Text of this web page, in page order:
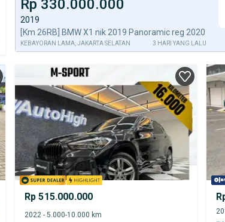
Rp 330.000.000
2019
[Km 26RB] BMW X1 nik 2019 Panoramic reg 2020
KEBAYORAN LAMA, JAKARTA SELATAN 3 HARI YANG LALU
Rp 515.000.000
2022 - 5.000-10.000 km